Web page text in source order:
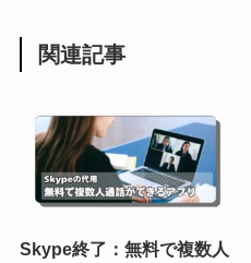
関連記事
Skype終了：無料で複数人